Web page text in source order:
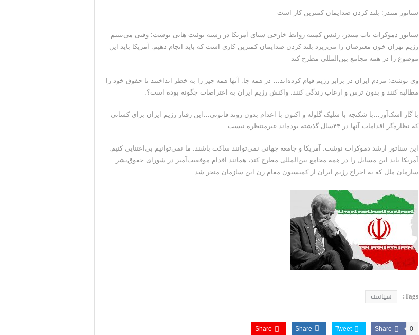
سناتور منندز: بلند کردن صدایمان کمترین کار است
سناتور دموکرات باب منندز، رئیس کمیته روابط خارجی سنای آمریکا در رشته توئیت هایی نوشت: وقتی می‌بینیم
رژیم تهران خون معترضان را می‌ریزد بلند کردن صدایمان کمترین کاری است که باید انجام دهیم. آمریکا باید این
موضوع را در همه مجامع بین‌المللی مطرح کند
وی نوشت: مردم ایران در برابر رژیم قیام کرده‌اند… در همه جا. آنها همه چیز را به خطر انداختند تا حقوق خود را
مطالبه کنند و بدون ترس و ارعاب زندگی کنند. واکنش رژیم ایران به اعتراضات چگونه بوده است؟:
با گاز اشک‌آور…با شکنجه با شلیک گلوله و اکنون با اعدام بدون روند قانونی…این رفتار رژیم ایران برای کسانی
که نظاره‌گر اقدامات آنها در ۴۴سال گذشته بوده‌اند غیرمنتظره نیست.
این سناتور ارشد دموکرات نوشت: آمریکا و جامعه جهانی نمی‌توانند ساکت باشند. ما نمی‌توانیم بی‌اعتنایی کنیم.
آمریکا باید این مسایل را در همه مجامع بین‌المللی مطرح کند، همانند اقدام موفقیت‌آمیز در شورای حقوق‌بشر
سازمان ملل که به اخراج رژیم ایران از کمیسیون مقام زن این سازمان منجر شد.
Tags: سیاست
Share 0
Tweet
Share
Share